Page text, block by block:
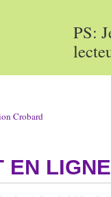
PS:
Crobard
EN LIGNE